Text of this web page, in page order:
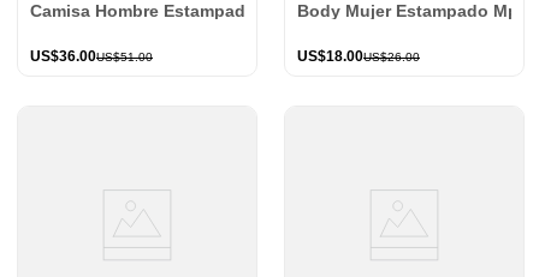
Camisa Hombre Estampado Mp 114570
US$51.00
US$36.00
Body Mujer Estampado Mp
US$26.00
US$18.00